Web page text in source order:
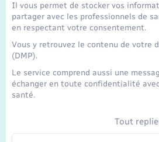
Seniors
Transports
Voirie et espace public
Il vous permet de stocker vos
partager avec les professionnels de
en respectant votre consentement.
Vous y retrouvez le contenu de votre
(DMP).
Le service comprend aussi une
échanger en toute confidentialité
santé.
Tout